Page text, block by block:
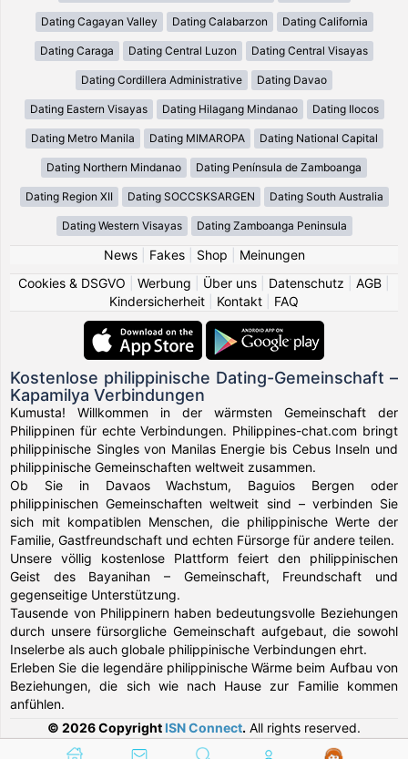
Dating Cagayan Valley Dating Calabarzon Dating California
Dating Caraga Dating Central Luzon Dating Central Visayas
Dating Cordillera Administrative Dating Davao
Dating Eastern Visayas Dating Hilagang Mindanao Dating Ilocos
Dating Metro Manila Dating MIMAROPA Dating National Capital
Dating Northern Mindanao Dating Península de Zamboanga
Dating Region XII Dating SOCCSKSARGEN Dating South Australia
Dating Western Visayas Dating Zamboanga Peninsula
News| Fakes| Shop
Meinungen
Cookies & DSGVO
Werbung Über uns Datenschutz AGB
Kindersicherheit
Kontakt FAQ
Kostenlose philippinische Dating-Gemeinschaft –
Kapamilya Verbindungen
Kumusta! Willkommen in der wärmsten Gemeinschaft der
Philippinen für echte Verbindungen. Philippines-chat.com bringt
philippinische Singles von Manilas Energie bis Cebus Inseln und
philippinische Gemeinschaften weltweit zusammen.
Ob Sie in Davaos Wachstum, Baguios Bergen oder
philippinischen Gemeinschaften weltweit sind – verbinden Sie
sich mit kompatiblen Menschen, die philippinische Werte der
Familie, Gastfreundschaft und echten Fürsorge für andere teilen.
Unsere völlig kostenlose Plattform feiert den philippinischen
Geist des Bayanihan – Gemeinschaft, Freundschaft und
gegenseitige Unterstützung.
Tausende von Philippinern haben bedeutungsvolle Beziehungen
durch unsere fürsorgliche Gemeinschaft aufgebaut, die sowohl
Inselerbe als auch globale philippinische Verbindungen ehrt.
Erleben Sie die legendäre philippinische Wärme beim Aufbau von
Beziehungen, die sich wie nach Hause zur Familie kommen
anfühlen.
© 2026 Copyright ISN Connect. All rights reserved.